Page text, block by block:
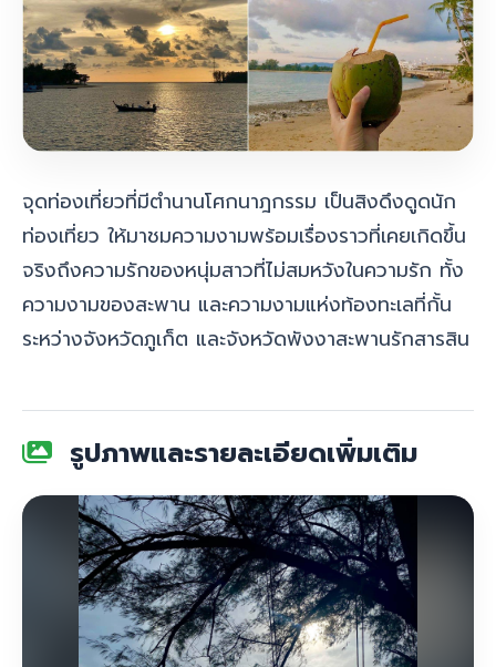
จุดท่องเที่ยวที่มีตำนานโศกนาฎกรรม เป็นสิงดึงดูดนัก
ท่องเที่ยว ให้มาชมความงามพร้อมเรื่องราวที่เคยเกิดขึ้น
จริงถึงความรักของหนุ่มสาวที่ไม่สมหวังในความรัก ทั้ง
ความงามของสะพาน และความงามแห่งท้องทะเลที่กั้น
ระหว่างจังหวัดภูเก็ต และจังหวัดพังงาสะพานรักสารสิน
รูปภาพและรายละเอียดเพิ่มเติม